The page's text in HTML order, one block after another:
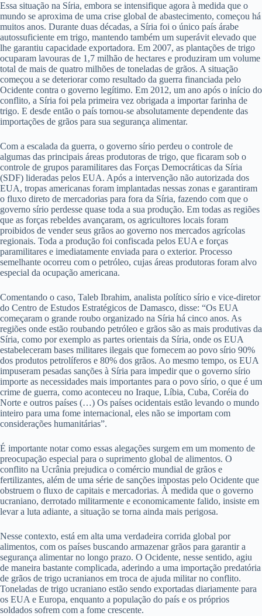
Essa situação na Síria, embora se intensifique agora à medida que o
mundo se aproxima de uma crise global de abastecimento, começou há
muitos anos. Durante duas décadas, a Síria foi o único país árabe
autossuficiente em trigo, mantendo também um superávit elevado que
lhe garantiu capacidade exportadora. Em 2007, as plantações de trigo
ocuparam lavouras de 1,7 milhão de hectares e produziram um volume
total de mais de quatro milhões de toneladas de grãos. A situação
começou a se deteriorar como resultado da guerra financiada pelo
Ocidente contra o governo legítimo. Em 2012, um ano após o início do
conflito, a Síria foi pela primeira vez obrigada a importar farinha de
trigo. E desde então o país tornou-se absolutamente dependente das
importações de grãos para sua segurança alimentar.
Com a escalada da guerra, o governo sírio perdeu o controle de
algumas das principais áreas produtoras de trigo, que ficaram sob o
controle de grupos paramilitares das Forças Democráticas da Síria
(SDF) lideradas pelos EUA. Após a intervenção não autorizada dos
EUA, tropas americanas foram implantadas nessas zonas e garantiram
o fluxo direto de mercadorias para fora da Síria, fazendo com que o
governo sírio perdesse quase toda a sua produção. Em todas as regiões
que as forças rebeldes avançaram, os agricultores locais foram
proibidos de vender seus grãos ao governo nos mercados agrícolas
regionais. Toda a produção foi confiscada pelos EUA e forças
paramilitares e imediatamente enviada para o exterior. Processo
semelhante ocorreu com o petróleo, cujas áreas produtoras foram alvo
especial da ocupação americana.
Comentando o caso, Taleb Ibrahim, analista político sírio e vice-diretor
do Centro de Estudos Estratégicos de Damasco, disse: “Os EUA
começaram o grande roubo organizado na Síria há cinco anos. As
regiões onde estão roubando petróleo e grãos são as mais produtivas da
Síria, como por exemplo as partes orientais da Síria, onde os EUA
estabeleceram bases militares ilegais que fornecem ao povo sírio 90%
dos produtos petrolíferos e 80% dos grãos. Ao mesmo tempo, os EUA
impuseram pesadas sanções à Síria para impedir que o governo sírio
importe as necessidades mais importantes para o povo sírio, o que é um
crime de guerra, como aconteceu no Iraque, Líbia, Cuba, Coréia do
Norte e outros países (…) Os países ocidentais estão levando o mundo
inteiro para uma fome internacional, eles não se importam com
considerações humanitárias”.
É importante notar como essas alegações surgem em um momento de
preocupação especial para o suprimento global de alimentos. O
conflito na Ucrânia prejudica o comércio mundial de grãos e
fertilizantes, além de uma série de sanções impostas pelo Ocidente que
obstruem o fluxo de capitais e mercadorias. À medida que o governo
ucraniano, derrotado militarmente e economicamente falido, insiste em
levar a luta adiante, a situação se torna ainda mais perigosa.
Nesse contexto, está em alta uma verdadeira corrida global por
alimentos, com os países buscando armazenar grãos para garantir a
segurança alimentar no longo prazo. O Ocidente, nesse sentido, agiu
de maneira bastante complicada, aderindo a uma importação predatória
de grãos de trigo ucranianos em troca de ajuda militar no conflito.
Toneladas de trigo ucraniano estão sendo exportadas diariamente para
os EUA e Europa, enquanto a população do país e os próprios
soldados sofrem com a fome crescente.